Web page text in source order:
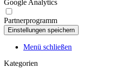
Google Analytics
Partnerprogramm
Menü schließen
Kategorien